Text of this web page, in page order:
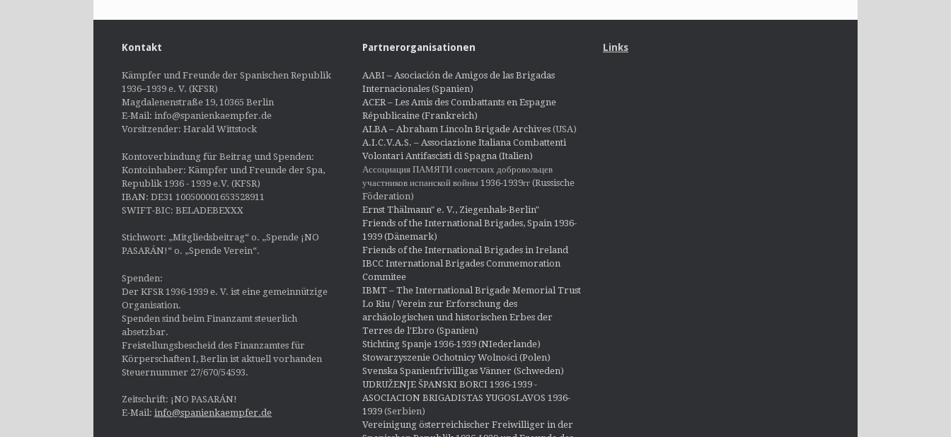
Kontakt
Kämpfer und Freunde der Spanischen Republik
1936–1939 e. V. (KFSR)
Magdalenenstraße 19, 10365 Berlin
E-Mail: info@spanienkaempfer.de
Vorsitzender: Harald Wittstock
Kontoverbindung für Beitrag und Spenden:
Kontoinhaber: Kämpfer und Freunde der Spa,
Republik 1936 - 1939 e.V. (KFSR)
IBAN: DE31 100500001653528911
SWIFT-BIC: BELADEBEXXX
Stichwort: „Mitgliedsbeitrag“ o. „Spende ¡NO
PASARÁN!“ o. „Spende Verein“.
Spenden:
Der KFSR 1936-1939 e. V. ist eine gemeinnützige
Organisation.
Spenden sind beim Finanzamt steuerlich
absetzbar.
Freistellungsbescheid des Finanzamtes für
Körperschaften I, Berlin ist aktuell vorhanden
Steuernummer 27/670/54593.
Zeitschrift: ¡NO PASARÁN!
E-Mail: info@spanienkaempfer.de
Partnerorganisationen
AABI – Asociación de Amigos de las Brigadas
Internacionales (Spanien)
ACER – Les Amis des Combattants en Espagne
Républicaine (Frankreich)
ALBA – Abraham Lincoln Brigade Archives(USA)
A.I.C.V.A.S. – Associazione Italiana Combattenti
Volontari Antifascisti di Spagna (Italien)
Ассоциация ПАМЯТИ советских добровольцев
участников испанской войны 1936-1939гг (Russische
Föderation)
Ernst Thälmann" e. V., Ziegenhals-Berlin"
Friends of the International Brigades, Spain 1936-
1939 (Dänemark)
Friends of the International Brigades in Ireland
IBCC International Brigades Commemoration
Commitee
IBMT – The International Brigade Memorial Trust
Lo Riu / Verein zur Erforschung des
archäologischen und historischen Erbes der
Terres de l'Ebro (Spanien)
Stichting Spanje 1936-1939 (NIederlande)
Stowarzyszenie Ochotnicy Wolności (Polen)
Svenska Spanienfrivilligas Vänner (Schweden)
UDRUŽENJE ŠPANSKI BORCI 1936-1939 -
ASOCIACION BRIGADISTAS YUGOSLAVOS 1936-
1939(Serbien)
Vereinigung österreichischer Freiwilliger in der
Links